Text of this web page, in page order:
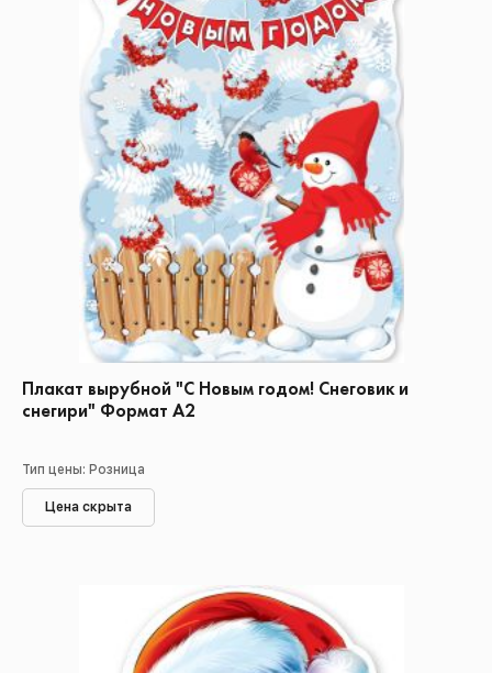
Плакат вырубной "С Новым годом! Снеговик и
снегири" Формат А2
Тип цены: Розница
Цена скрыта